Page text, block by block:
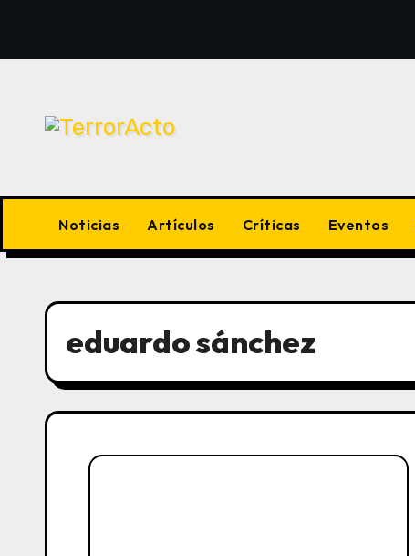
contenido
Noticias Artículos Críticas Eventos
eduardo sánchez